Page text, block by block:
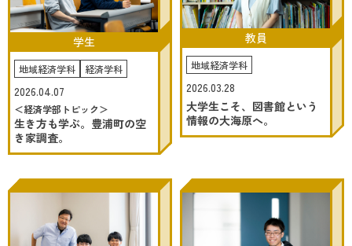
学生
地域経済学科 経済学科
2026.04.07
＜経済学部トピック＞
生き方も学ぶ。豊浦町の空
き家調査。
教員
地域経済学科
2026.03.28
大学生こそ、図書館という
情報の大海原へ。